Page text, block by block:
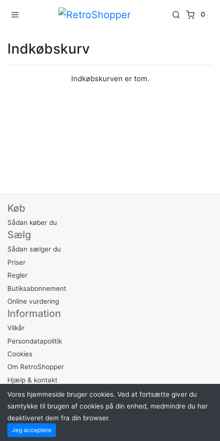
0
Indkøbskurv
Indkøbskurven er tom.
Køb
Sådan køber du
Sælg
Sådan sælger du
Priser
Regler
Butiksabonnement
Online vurdering
Information
Vilkår
Persondatapolitik
Cookies
Om RetroShopper
Hjælp & kontakt
Drevet afBY JOHNSEN
Vores hjemmeside bruger cookies. Ved at fortsætte giver du
samtykke til brugen af ​​cookies på din enhed, medmindre du har
deaktiveret dem fra din browser.
Jeg acceptere